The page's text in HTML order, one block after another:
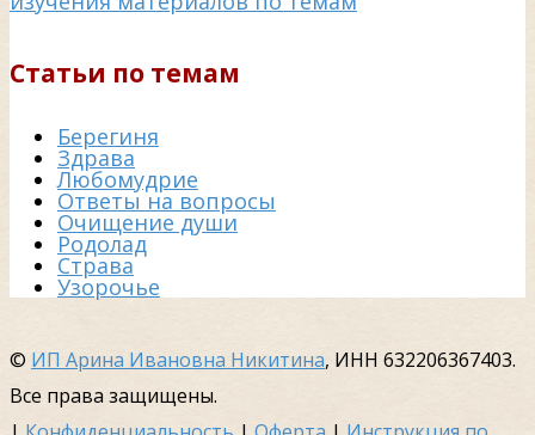
Статьи по темам
Берегиня
Здрава
Любомудрие
Ответы на вопросы
Очищение души
Родолад
Страва
Узорочье
© ИП Арина Ивановна Никитина, ИНН 632206367403.
Все права защищены.